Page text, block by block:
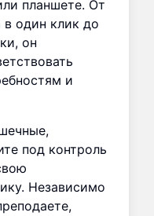
планшете. От
один клик до
он
и
под контроль
Независимо